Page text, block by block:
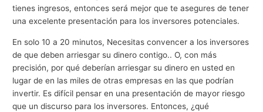
tienes ingresos, entonces será mejor que te asegures de tener
una excelente presentación para los inversores potenciales.
En solo 10 a 20 minutos, Necesitas convencer a los inversores
de que deben arriesgar su dinero contigo.. O, con más
precisión, por qué deberían arriesgar su dinero en usted en
lugar de en las miles de otras empresas en las que podrían
invertir. Es difícil pensar en una presentación de mayor riesgo
que un discurso para los inversores. Entonces, ¿qué